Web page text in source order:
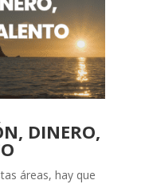
DINERO,
áreas, hay que